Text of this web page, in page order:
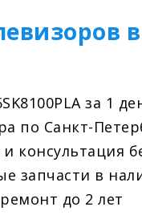
за 1
по Санкт-
консультация
запчасти в
до 2 лет